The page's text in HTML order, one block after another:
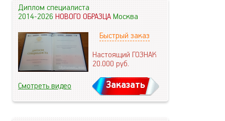
Диплом специалиста
2014-2026НОВОГО ОБРАЗЦАМосква
Быстрый заказ
Настоящий ГОЗНАК
20.000руб.
Смотреть видео Заказать